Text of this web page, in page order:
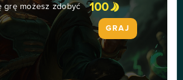
grę możesz zdobyć 100
GRAJ